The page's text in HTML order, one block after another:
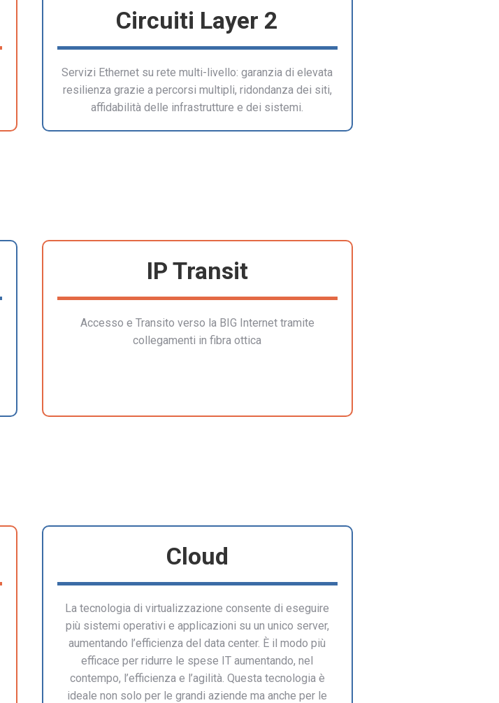
Circuiti Layer 2
Servizi Ethernet su rete multi-livello: garanzia di elevata
resilienza grazie a percorsi multipli, ridondanza dei siti,
affidabilità delle infrastrutture e dei sistemi.
IP Transit
Accesso e Transito verso la BIG Internet tramite
collegamenti in fibra ottica
Cloud
La tecnologia di virtualizzazione consente di eseguire
più sistemi operativi e applicazioni su un unico server,
aumentando l’efficienza del data center. È il modo più
efficace per ridurre le spese IT aumentando, nel
contempo, l’efficienza e l’agilità. Questa tecnologia è
ideale non solo per le grandi aziende ma anche per le